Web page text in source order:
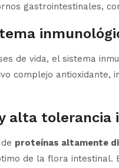
gastrointestinales,
de vida, el sistema
complejo antioxidante,
alta tolerancia
proteínas altamente
de la flora intestinal.